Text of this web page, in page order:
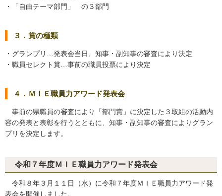
・「自由テーマ部門」 の３部門
３．賞の種類
・グランプリ…発表会当日、知事・副知事の審査により決定
・職員セレクト賞…事前の職員投票により決定
４．ＭＩＥ職員力アワード発表会
事前の県職員の審査により「部門賞」に決定した３取組の活動内
容の発表と表彰を行うとともに、知事・副知事の審査によりグラン
プリを決定します。
令和７年度ＭＩＥ職員力アワード発表会
令和８年３月１１日（水）に令和７年度ＭＩＥ職員力アワード発
表会を開催しました。